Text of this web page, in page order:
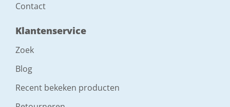
Contact
Klantenservice
Zoek
Blog
Recent bekeken producten